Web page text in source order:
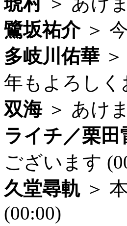
鷺坂祐介＞
多岐川佑華
年もよろしく
双海＞ あけ
ライチ／栗田
ございます
久堂尋軌 ＞
(00:00)